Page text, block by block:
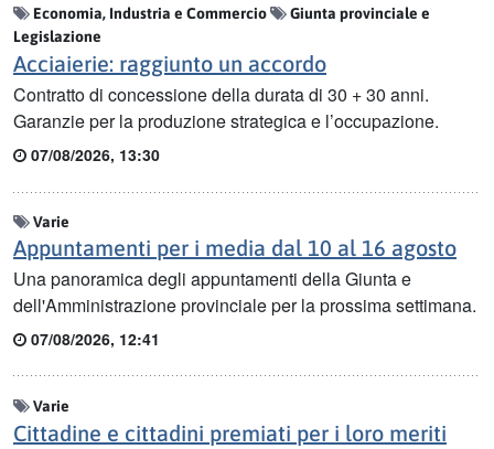
Economia, Industria e Commercio
Giunta provinciale e
Legislazione
Acciaierie: raggiunto un accordo
Contratto di concessione della durata di 30 + 30 anni.
Garanzie per la produzione strategica e l’occupazione.
07/08/2026, 13:30
Varie
Appuntamenti per i media dal 10 al 16 agosto
Una panoramica degli appuntamenti della Giunta e
dell'Amministrazione provinciale per la prossima settimana.
07/08/2026, 12:41
Varie
Cittadine e cittadini premiati per i loro meriti